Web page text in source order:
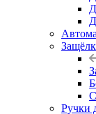
Ручки